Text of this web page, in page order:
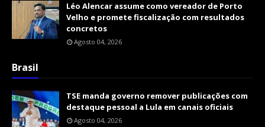
Léo Alencar assume como vereador de Porto
Velho e promete fiscalização com resultados
concretos
Agosto 04, 2026
Brasil
TSE manda governo remover publicações com
destaque pessoal a Lula em canais oficiais
Agosto 04, 2026